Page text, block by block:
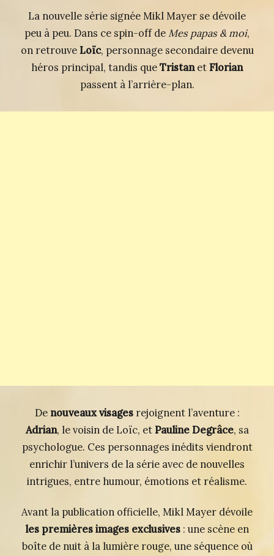
La nouvelle série signée Mikl Mayer se dévoile
peu à peu. Dans ce spin-off de Mes papas & moi,
on retrouve Loïc, personnage secondaire devenu
héros principal, tandis que Tristanet Florian
passent à l’arrière-plan.
De nouveaux visagesrejoignent l’aventure :
Adrian, le voisin de Loïc, et Pauline Degrâce, sa
psychologue. Ces personnages inédits viendront
enrichir l’univers de la série avec de nouvelles
intrigues, entre humour, émotions et réalisme.
Avant la publication officielle, Mikl Mayer dévoile
les premières images exclusives: une scène en
boîte de nuit à la lumière rouge, une séquence où